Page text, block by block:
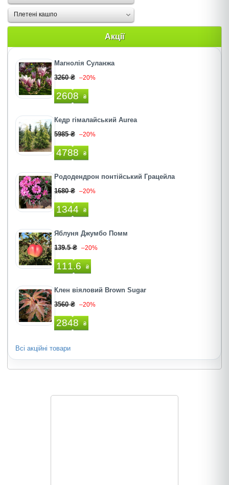
Плетені кашпо
Акції
Магнолія Суланжа
3260 ₴ –20%
2608 ₴
Кедр гімалайський Aurea
5985 ₴ –20%
4788 ₴
Рододендрон понтійський Грацейла
1680 ₴ –20%
1344 ₴
Яблуня Джумбо Помм
139.5 ₴ –20%
111.6 ₴
Клен віяловий Brown Sugar
3560 ₴ –20%
2848 ₴
Всі акційні товари